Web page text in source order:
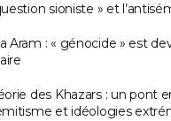
sioniste » et
Aram : « génocide » est
des Khazars : un pont
et idéologies